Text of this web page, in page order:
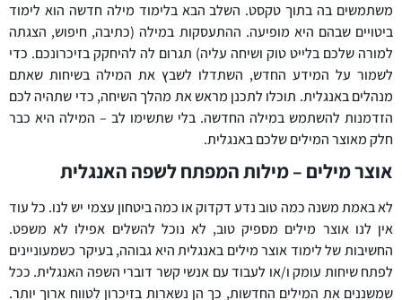
משתמשים בה בתוך טקסט. השלב הבא בלימוד מילה חדשה הוא לימוד
ביטויים שבהם היא מופיעה. ההתעסקות במילה (כתיבה, חיפוש, הצגתה
למורה שלכם בלייט טוק ושיחה עליה) תגרום לה להיחקק בזיכרונכם. כדי
לשמור על המידע החדש, השתדלו לשבץ את המילה בשיחות שאתם
מנהלים באנגלית. תוכלו לתכנן מראש את מהלך השיחה, כדי שתהיה לכם
הזדמנות להשתמש במילה החדשה. בלי שתשימו לב – המילה היא כבר
חלק מאוצר המילים שלכם באנגלית.
אוצר מילים – מילות המפתח לשפה האנגלית
לא באמת משנה כמה טוב נדע דקדוק או כמה ביטחון עצמי יש לנו. כל עוד
אין לנו אוצר מילים מספיק טוב, לא נוכל להשלים אפילו לא משפט.
החשיבות של לימוד אוצר מילים באנגלית היא גבוהה, בעיקר כשמעוניינים
לפתח שיחות עומק ו/או לעבוד עם אנשי קשר דוברי השפה האנגלית. ככל
שמשננים את המילים החדשות, כך הן נשארות בזיכרון לטווח ארוך יותר.